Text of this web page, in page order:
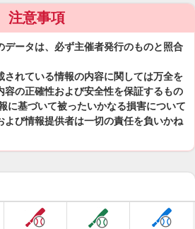
注意事項
データは、必ず主催者発行のものと照合
されている情報の内容に関しては万全を
容の正確性および安全性を保証するもの
に基づいて被ったいかなる損害について
よび情報提供者は一切の責任を負いかね